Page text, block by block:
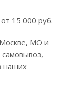
15 000 руб.
Москве, МО и
наших